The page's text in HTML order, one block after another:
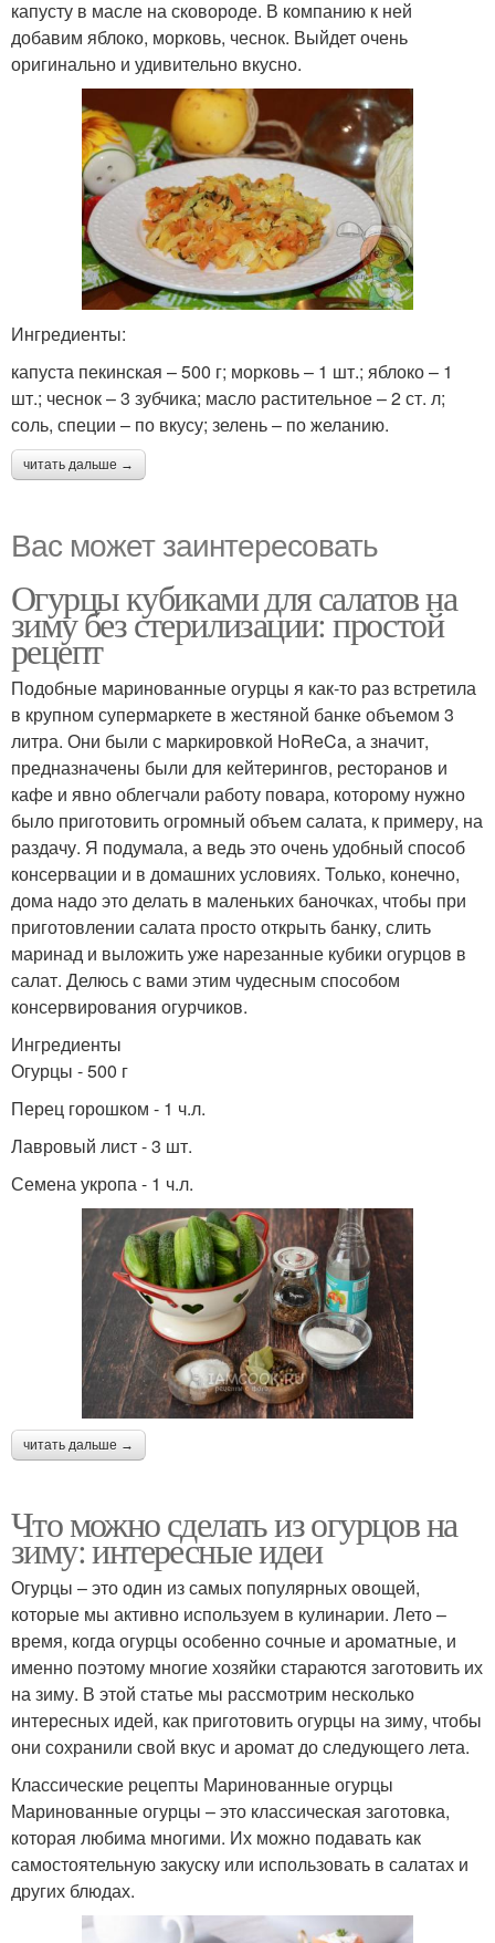
капусту в масле на сковороде. В компанию к ней
добавим яблоко, морковь, чеснок. Выйдет очень
оригинально и удивительно вкусно.
Ингредиенты:
капуста пекинская – 500 г; морковь – 1 шт.; яблоко – 1
шт.; чеснок – 3 зубчика; масло растительное – 2 ст. л;
соль, специи – по вкусу; зелень – по желанию.
читать дальше →
Вас может заинтересовать
Огурцы кубиками для салатов на
зиму без стерилизации: простой
рецепт
Подобные маринованные огурцы я как-то раз встретила
в крупном супермаркете в жестяной банке объемом 3
литра. Они были с маркировкой HoReCa, а значит,
предназначены были для кейтерингов, ресторанов и
кафе и явно облегчали работу повара, которому нужно
было приготовить огромный объем салата, к примеру, на
раздачу. Я подумала, а ведь это очень удобный способ
консервации и в домашних условиях. Только, конечно,
дома надо это делать в маленьких баночках, чтобы при
приготовлении салата просто открыть банку, слить
маринад и выложить уже нарезанные кубики огурцов в
салат. Делюсь с вами этим чудесным способом
консервирования огурчиков.
Ингредиенты
Огурцы - 500 г
Перец горошком - 1 ч.л.
Лавровый лист - 3 шт.
Семена укропа - 1 ч.л.
читать дальше →
Что можно сделать из огурцов на
зиму: интересные идеи
Огурцы – это один из самых популярных овощей,
которые мы активно используем в кулинарии. Лето –
время, когда огурцы особенно сочные и ароматные, и
именно поэтому многие хозяйки стараются заготовить их
на зиму. В этой статье мы рассмотрим несколько
интересных идей, как приготовить огурцы на зиму, чтобы
они сохранили свой вкус и аромат до следующего лета.
Классические рецепты Маринованные огурцы
Маринованные огурцы – это классическая заготовка,
которая любима многими. Их можно подавать как
самостоятельную закуску или использовать в салатах и
других блюдах.